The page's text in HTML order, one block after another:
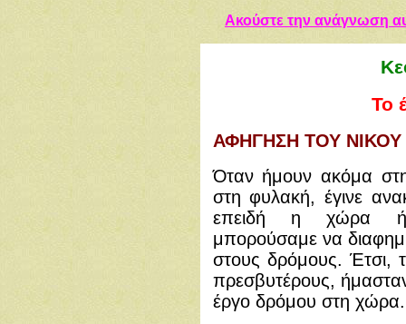
Ακούστε την ανάγνωση
Το
ΑΦΗΓΗΣΗ ΤΟΥ ΝΙΚΟΥ
Όταν ήμουν ακόμα
στη φυλακή, έγινε
επειδή η χώρα
μπορούσαμε να
στους δρόμους. Έτσι,
πρεσβυτέρους,
έργο δρόμου στη